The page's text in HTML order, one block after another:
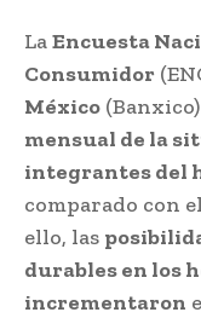
LaEncuesta
Consumidor
México
mensual de la
integrantes del
comparado con
ello, las
durables en los
incrementaron